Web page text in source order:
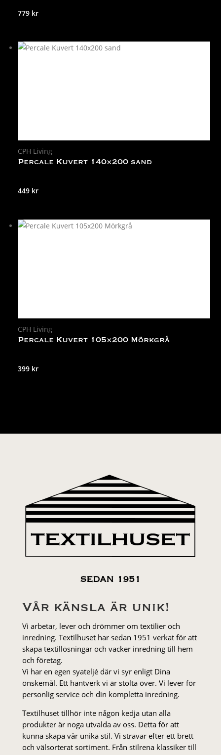
779 kr
CPH Living
Percale Kuvert 140×200 sand
449 kr
CPH Living
Percale Kuvert 105×200 Mörkgrå
399 kr
SEDAN 1951
Vår känsla är unik!
Vi arbetar, lever och drömmer om textilier och
inredning. Textilhuset har sedan 1951 verkat för att
skapa textillösningar och vacker inredning till hem
och företag.
Vi har en egen syateljé där vi syr enligt Dina
önskemål. Ett hantverk vi är stolta över. Vi lever för
personlig service och din kompletta inredning.
Textilhuset tillhör inte någon kedja utan alla
produkter är noga utvalda av oss. Detta för att
kunna skapa vår unika stil. Vi strä­var efter ett brett
och välsorterat sor­ti­ment. Från stil­rena klas­siker till